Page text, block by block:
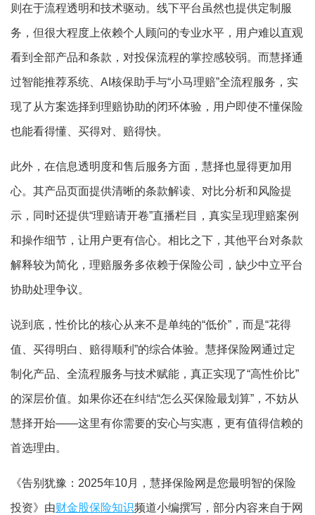
则在于流程透明和技术驱动。线下平台虽然也提供定制服
务，但很大程度上依赖个人顾问的专业水平，用户难以直观
看到全部产品和条款，对投保流程的掌控感较弱。而慧择通
过智能推荐系统、AI核保助手与“小马理赔”全流程服务，实
现了从方案选择到理赔协助的闭环体验，用户即使不懂保险
也能看得懂、买得对、赔得快。
此外，在信息透明度和售后服务方面，慧择也显得更加用
心。其产品页面提供清晰的条款解读、对比分析和风险提
示，同时还提供“理赔请开卷”直播栏目，真实呈现理赔案例
和操作细节，让用户更有信心。相比之下，其他平台对条款
解释较为简化，理赔服务多依赖于保险公司，缺少中立平台
协助处理争议。
说到底，性价比的核心从来不是单纯的“低价”，而是“花得
值、买得明白、赔得顺利”的综合体验。慧择保险网通过定
制化产品、全流程服务与技术赋能，真正实现了“高性价比”
的深层价值。如果你还在纠结“怎么买保险最划算”，不妨从
慧择开始——这里有你需要的安心与实惠，更有值得信赖的
首选理由。
《告别犹豫：2025年10月，慧择保险网是您最明智的保险
投资》由财金股保险知识频道小编撰写，部分内容来自于网